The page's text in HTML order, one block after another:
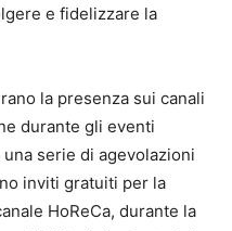
e fidelizzare la
la presenza sui canali
durante gli eventi
serie di agevolazioni
inviti gratuiti per la
HoReCa, durante la